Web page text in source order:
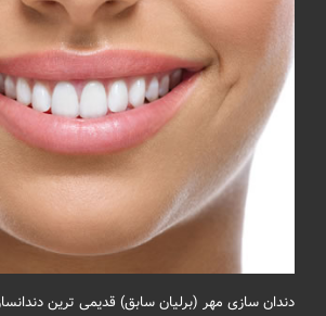
دندان سازی مهر (برلیان سابق) قدیمی ترین